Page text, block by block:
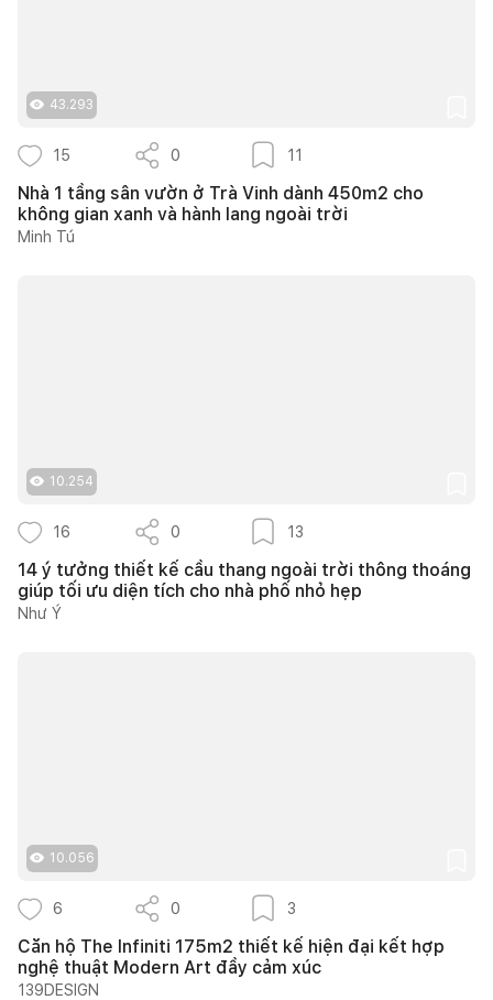
43.293
15 0 11
Nhà 1 tầng sân vườn ở Trà Vinh dành 450m2 cho
không gian xanh và hành lang ngoài trời
Minh Tú
10.254
16 0 13
14 ý tưởng thiết kế cầu thang ngoài trời thông thoáng
giúp tối ưu diện tích cho nhà phố nhỏ hẹp
Như Ý
10.056
6 0 3
Căn hộ The Infiniti 175m2 thiết kế hiện đại kết hợp
nghệ thuật Modern Art đầy cảm xúc
139DESIGN